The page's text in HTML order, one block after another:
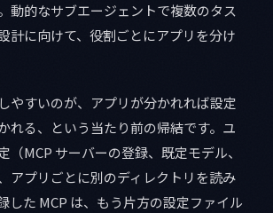
動的なサブエージェントで複数のタス
計に向けて、役割ごとにアプリを分け
やすいのが、アプリが分かれれば設定
れる、という当たり前の帰結です。ユ
（MCP サーバーの登録、既定モデル、
アプリごとに別のディレクトリを読み
した MCP は、もう片方の設定ファイル